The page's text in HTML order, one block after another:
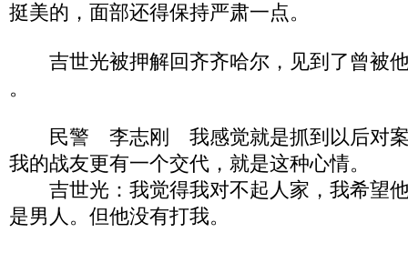
挺美的，面部还得保持严肃一点。
吉世光被押解回齐齐哈尔，见到了曾被
。
民警 李志刚 我感觉就是抓到以后对案
我的战友更有一个交代，就是这种心情。
吉世光：我觉得我对不起人家，我希望
是男人。但他没有打我。